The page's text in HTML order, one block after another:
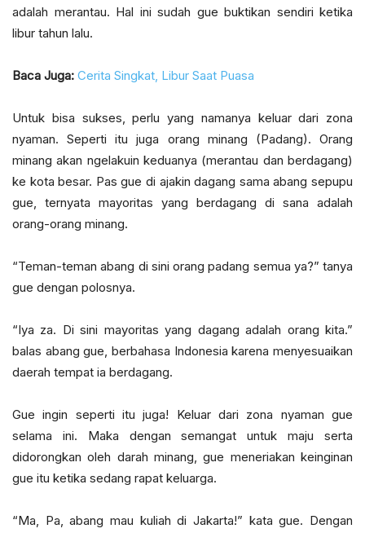
adalah merantau. Hal ini sudah gue buktikan sendiri ketika
libur tahun lalu.
Baca Juga: Cerita Singkat, Libur Saat Puasa
Untuk bisa sukses, perlu yang namanya keluar dari zona
nyaman. Seperti itu juga orang minang (Padang). Orang
minang akan ngelakuin keduanya (merantau dan berdagang)
ke kota besar. Pas gue di ajakin dagang sama abang sepupu
gue, ternyata mayoritas yang berdagang di sana adalah
orang-orang minang.
“Teman-teman abang di sini orang padang semua ya?” tanya
gue dengan polosnya.
“Iya za. Di sini mayoritas yang dagang adalah orang kita.”
balas abang gue, berbahasa Indonesia karena menyesuaikan
daerah tempat ia berdagang.
Gue ingin seperti itu juga! Keluar dari zona nyaman gue
selama ini. Maka dengan semangat untuk maju serta
didorongkan oleh darah minang, gue meneriakan keinginan
gue itu ketika sedang rapat keluarga.
“Ma, Pa, abang mau kuliah di Jakarta!” kata gue. Dengan